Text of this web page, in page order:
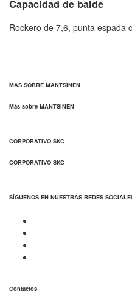
Capacidad de balde
Rockero de 7,6, punta espada
MÁS SOBRE MANTSINEN
Más sobre MANTSINEN
CORPORATIVO SKC
CORPORATIVO SKC
SÍGUENOS EN NUESTRAS REDES
Contactos